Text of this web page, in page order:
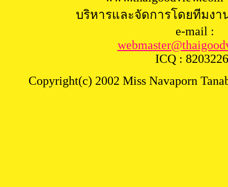
บริหารและจัดการโดยทีมง
e-mail :
webmaster@
ICQ :
Copyright(c) 2002 Miss Navaporn